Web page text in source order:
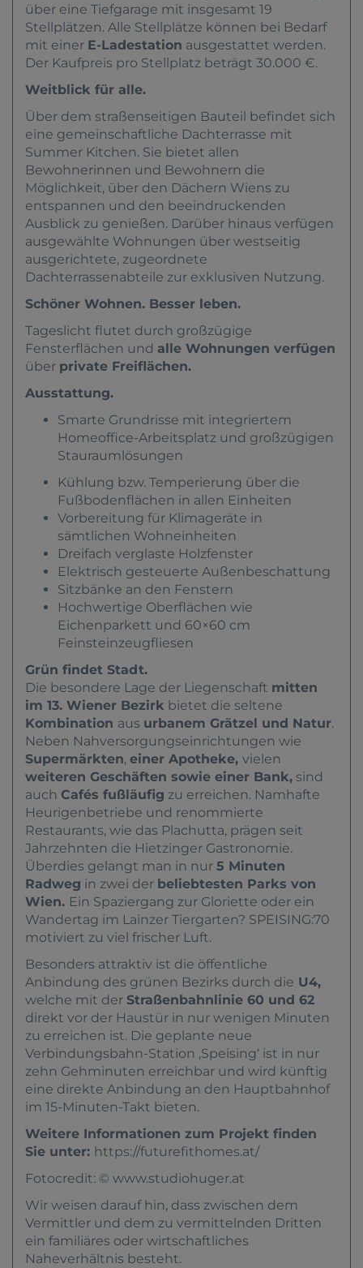
über eine Tiefgarage mit insgesamt 19
Stellplätzen. Alle Stellplätze können bei Bedarf
mit einer E-Ladestation ausgestattet werden.
Der Kaufpreis pro Stellplatz beträgt 30.000 €.
Weitblick für alle.
Über dem straßenseitigen Bauteil befindet sich
eine gemeinschaftliche Dachterrasse mit
Summer Kitchen. Sie bietet allen
Bewohnerinnen und Bewohnern die
Möglichkeit, über den Dächern Wiens zu
entspannen und den beeindruckenden
Ausblick zu genießen. Darüber hinaus verfügen
ausgewählte Wohnungen über westseitig
ausgerichtete, zugeordnete
Dachterrassenabteile zur exklusiven Nutzung.
Schöner Wohnen. Besser leben.
Tageslicht flutet durch großzügige
Fensterflächen und alle Wohnungen verfügen
über private Freiflächen.
Ausstattung.
Smarte Grundrisse mit integriertem
Homeoffice-Arbeitsplatz und großzügigen
Stauraumlösungen
Kühlung bzw. Temperierung über die
Fußbodenflächen in allen Einheiten
Vorbereitung für Klimageräte in
sämtlichen Wohneinheiten
Dreifach verglaste Holzfenster
Elektrisch gesteuerte Außenbeschattung
Sitzbänke an den Fenstern
Hochwertige Oberflächen wie
Eichenparkett und 60×60 cm
Feinsteinzeugfliesen
Grün findet Stadt.
Die besondere Lage der Liegenschaft mitten
im 13. Wiener Bezirk bietet die seltene
Kombination aus urbanem Grätzel und Natur.
Neben Nahversorgungseinrichtungen wie
Supermärkten, einer Apotheke, vielen
weiteren Geschäften sowie einer Bank, sind
auch Cafés fußläufig zu erreichen. Namhafte
Heurigenbetriebe und renommierte
Restaurants, wie das Plachutta, prägen seit
Jahrzehnten die Hietzinger Gastronomie.
Überdies gelangt man in nur 5 Minuten
Radweg in zwei der beliebtesten Parks von
Wien. Ein Spaziergang zur Gloriette oder ein
Wandertag im Lainzer Tiergarten? SPEISING:70
motiviert zu viel frischer Luft.
Besonders attraktiv ist die öffentliche
Anbindung des grünen Bezirks durch die U4,
welche mit der Straßenbahnlinie 60 und 62
direkt vor der Haustür in nur wenigen Minuten
zu erreichen ist. Die geplante neue
Verbindungsbahn-Station ‚Speising‘ ist in nur
zehn Gehminuten erreichbar und wird künftig
eine direkte Anbindung an den Hauptbahnhof
im 15-Minuten-Takt bieten.
Weitere Informationen zum Projekt finden
Sie unter: https://futurefithomes.at/
Fotocredit: © www.studiohuger.at
Wir weisen darauf hin, dass zwischen dem
Vermittler und dem zu vermittelnden Dritten
ein familiäres oder wirtschaftliches
Naheverhältnis besteht.